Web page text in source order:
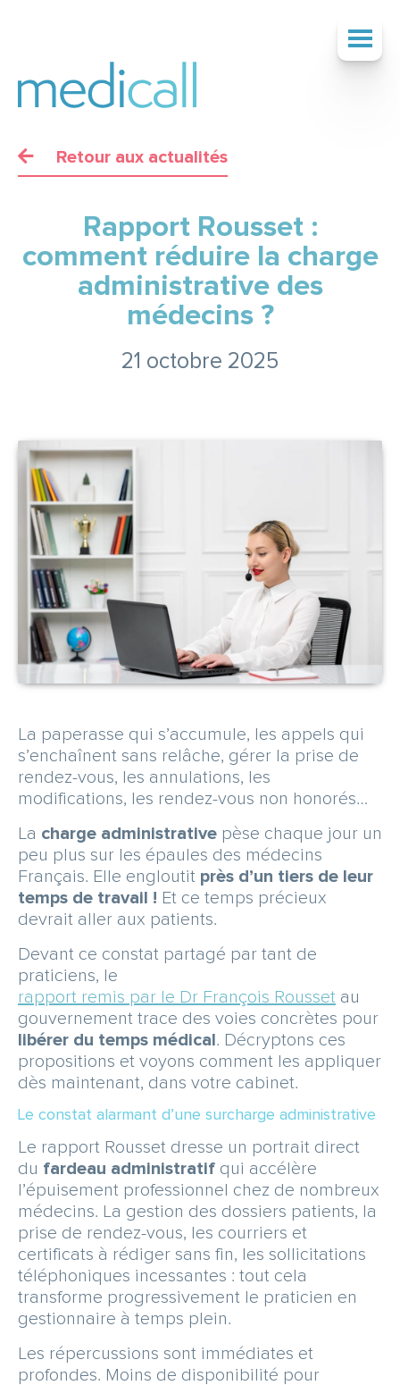
Retour aux actualités
Rapport Rousset :
comment réduire la charge
administrative des
médecins ?
21 octobre 2025
La paperasse qui s’accumule, les appels qui
s’enchaînent sans relâche, gérer la prise de
rendez-vous, les annulations, les
modifications, les rendez-vous non honorés…
La charge administrative pèse chaque jour un
peu plus sur les épaules des médecins
Français. Elle engloutit près d’un tiers de leur
temps de travail ! Et ce temps précieux
devrait aller aux patients.
Devant ce constat partagé par tant de
praticiens, le
rapport remis par le Dr François Rousset au
gouvernement trace des voies concrètes pour
libérer du temps médical. Décryptons ces
propositions et voyons comment les appliquer
dès maintenant, dans votre cabinet.
Le constat alarmant d’une surcharge administrative
Le rapport Rousset dresse un portrait direct
du fardeau administratif qui accélère
l’épuisement professionnel chez de nombreux
médecins. La gestion des dossiers patients, la
prise de rendez-vous, les courriers et
certificats à rédiger sans fin, les sollicitations
téléphoniques incessantes : tout cela
transforme progressivement le praticien en
gestionnaire à temps plein.
Les répercussions sont immédiates et
profondes. Moins de disponibilité pour
SOCIÉTÉ
SERVICES
CARRIÈRE
NOUS CONTACTER
OBTENEZ UN DEVIS GRATUITEMENT
SERVICE & APPEL GRATUIT